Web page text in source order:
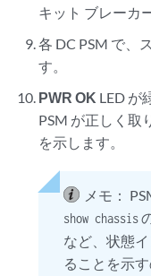
キット ブレーカ
各 DC PSM で、
す。
PWR OK LED が
PSM が正しく取
を示します。
メモ：
show chassis
など、状態
ることを示